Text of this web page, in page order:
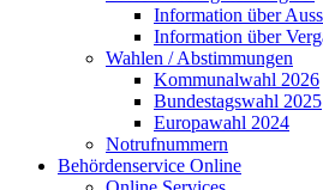
Information über
Information über
Wahlen / Abstimmungen
Kommunalwahl 2026
Bundestagswahl 2025
Europawahl 2024
Notrufnummern
Behördenservice Online